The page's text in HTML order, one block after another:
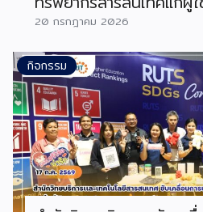
20 กรกฎาคม 2026
กิจกรรม